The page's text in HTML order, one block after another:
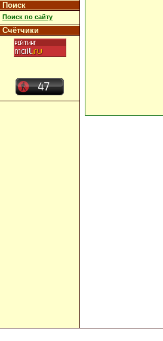
Поиск
Поиск по сайту
Счётчики